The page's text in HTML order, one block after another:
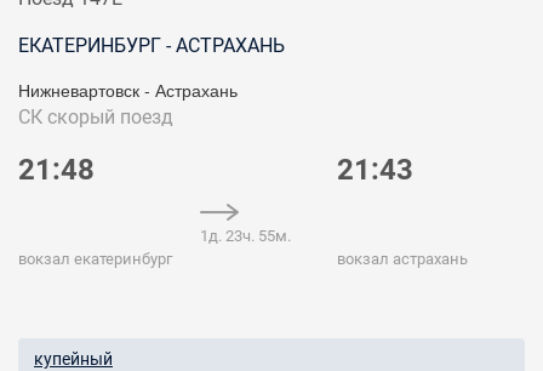
ЕКАТЕРИНБУРГ - АСТРАХАНЬ
Нижневартовск - Астрахань
СК скорый поезд
21:48
вокзал екатеринбург
1д. 23ч. 55м.
21:43
вокзал астрахань
купейный